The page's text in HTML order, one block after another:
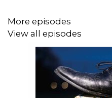
More episodes
View all episodes